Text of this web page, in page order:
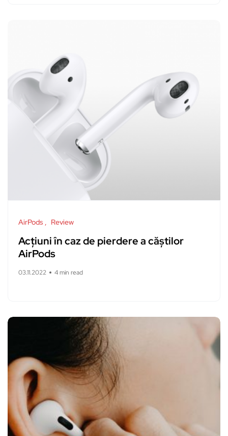
AirPods Review
Acțiuni în caz de pierdere a căștilor
AirPods
03.11.2022 4 min read